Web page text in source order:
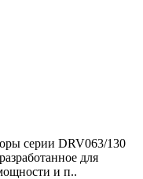
серии DRV063/130
для
и п..